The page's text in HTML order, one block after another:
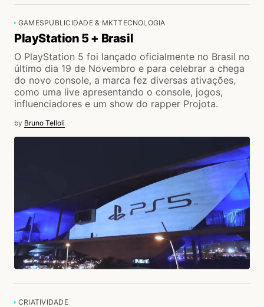
GAMESPUBLICIDADE & MKTTECNOLOGIA
PlayStation 5 + Brasil
O PlayStation 5 foi lançado oficialmente no Brasil no
último dia 19 de Novembro e para celebrar a chega
do novo console, a marca fez diversas ativações,
como uma live apresentando o console, jogos,
influenciadores e um show do rapper Projota.
by Bruno Telloli
CRIATIVIDADE